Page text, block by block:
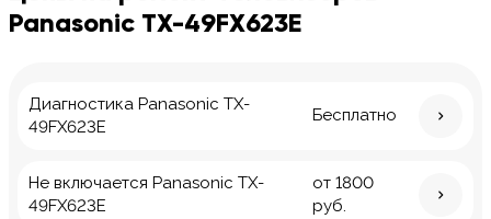
Panasonic TX-49FX623E
Диагностика Panasonic TX-
49FX623E
Бесплатно
Не включается Panasonic TX-
49FX623E
от 1800
руб.